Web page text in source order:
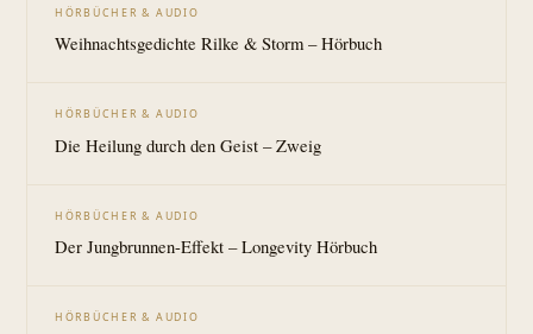
HÖRBÜCHER & AUDIO
Weihnachtsgedichte Rilke & Storm – Hörbuch
HÖRBÜCHER & AUDIO
Die Heilung durch den Geist – Zweig
HÖRBÜCHER & AUDIO
Der Jungbrunnen-Effekt – Longevity Hörbuch
HÖRBÜCHER & AUDIO